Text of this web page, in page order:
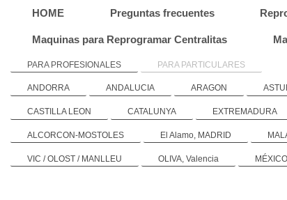
HOME Preguntas frecuentes
Maquinas para Reprogramar Centralitas
PARA PROFESIONALES PARA PARTICULARES
ANDORRA ANDALUCIA ARAGON
CASTILLA LEON CATALUNYA EXTREMADURA
ALCORCON-MOSTOLES El Alamo, MADRID
VIC / OLOST / MANLLEU OLIVA, Valencia MÉXICO